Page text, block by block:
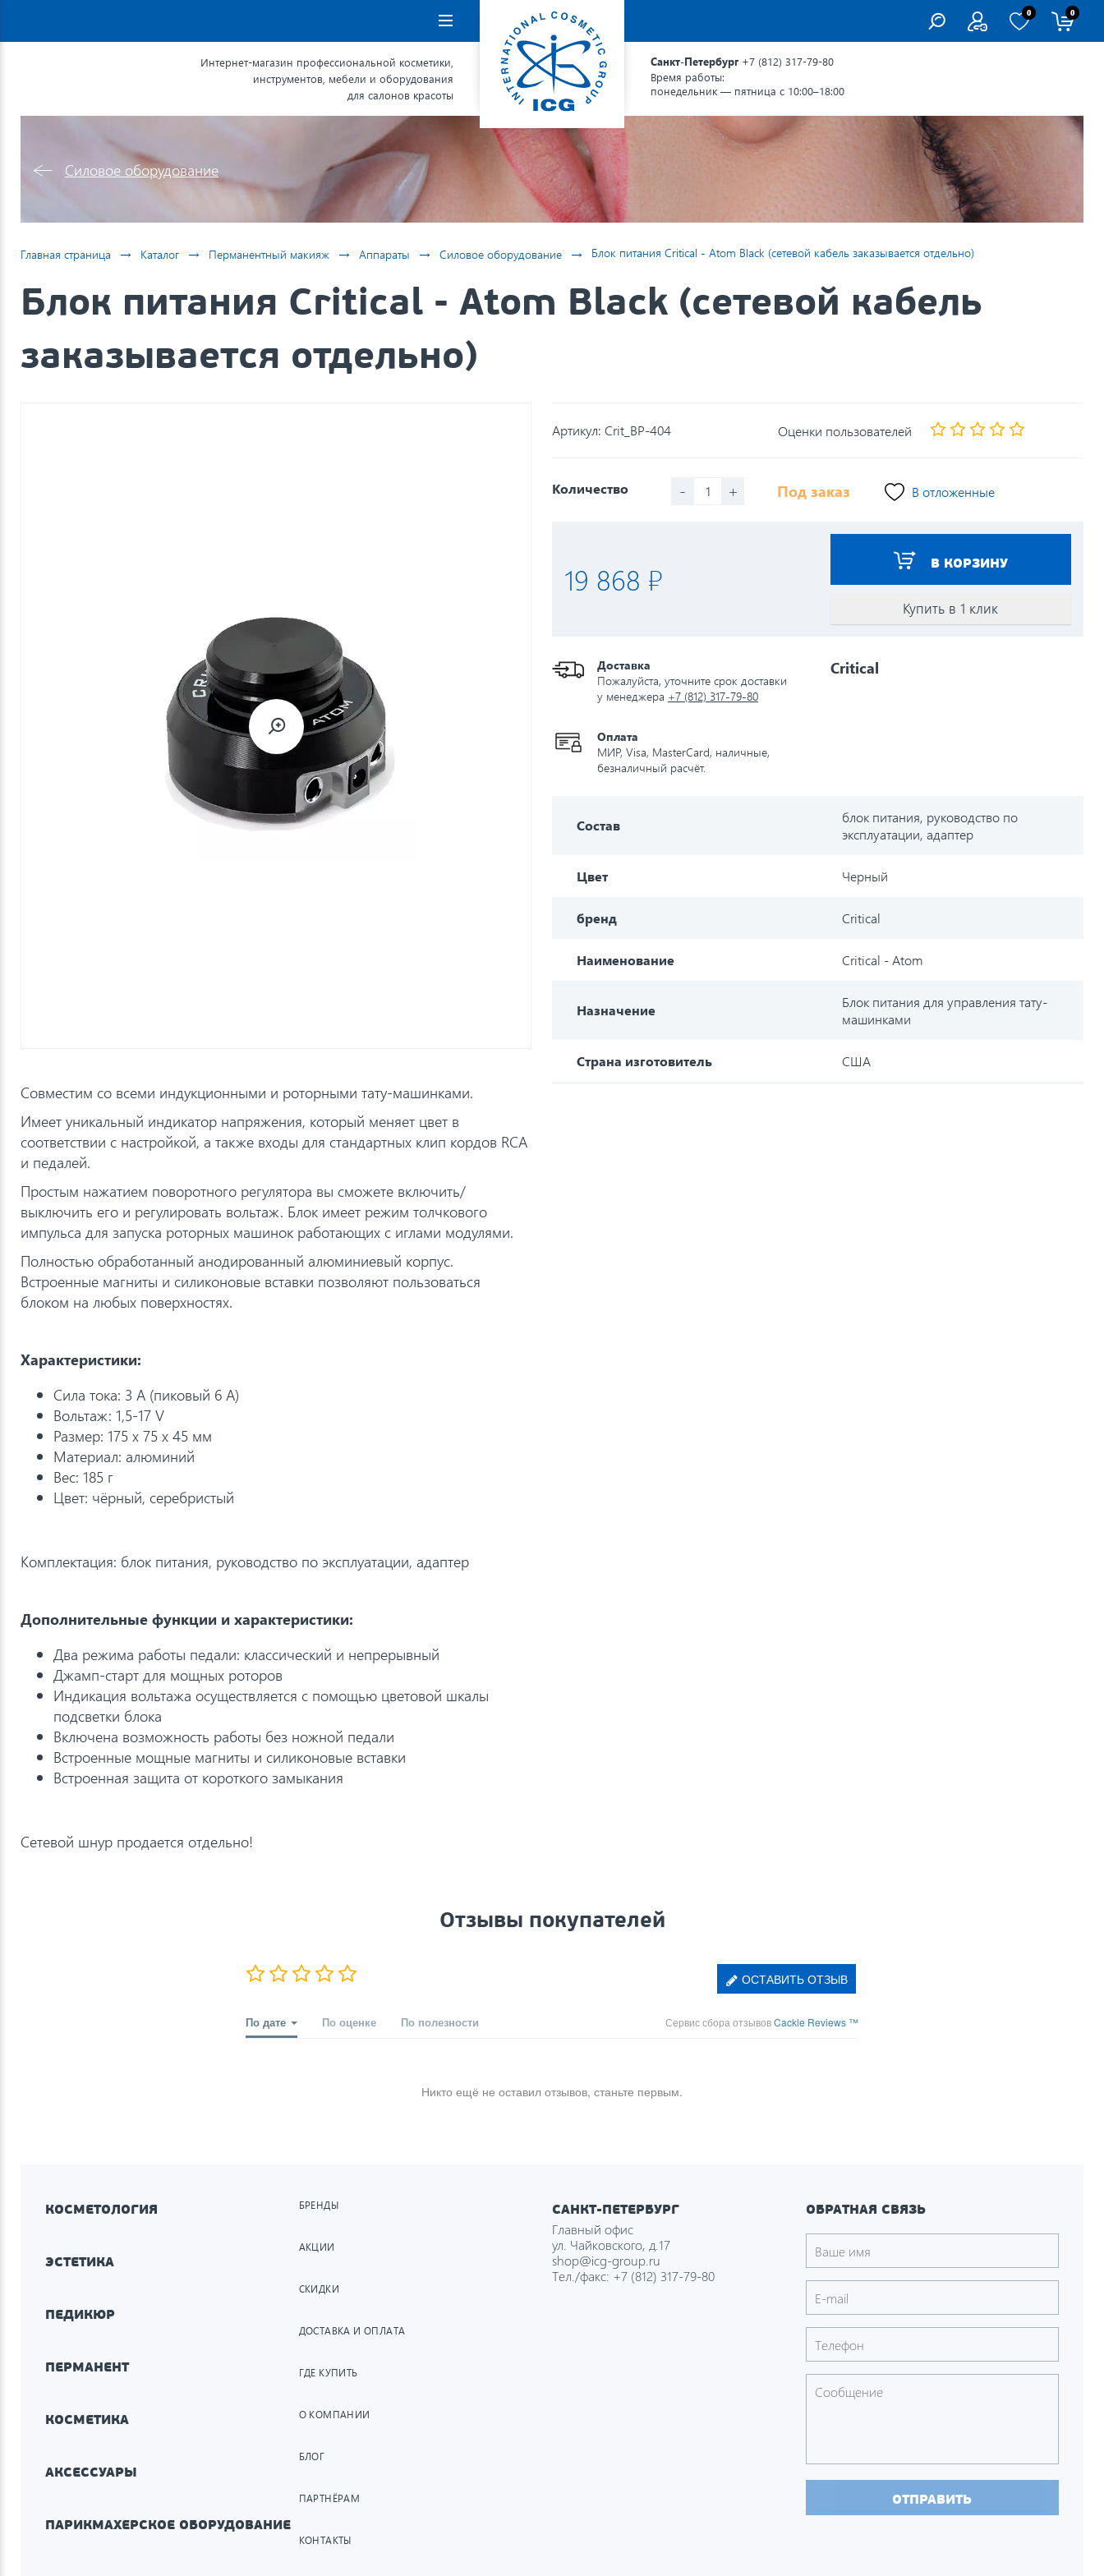
Навигация
0 0
Интернет-магазин профессиональной косметики,
инструментов, мебели и оборудования
для салонов красоты
Санкт-Петербург +7 (812) 317-79-80
Время работы:
понедельник — пятница с 10:00–18:00
Силовое оборудование
Главная страница → Каталог → Перманентный макияж → Аппараты → Силовое оборудование → Блок питания Critical - Atоm Black (сетевой кабель заказывается отдельно)
Блок питания Critical - Atоm Black (сетевой кабель
заказывается отдельно)
Совместим со всеми индукционными и роторными тату-машинками.
Имеет уникальный индикатор напряжения, который меняет цвет в
соответствии с настройкой, а также входы для стандартных клип кордов RCA
и педалей.
Простым нажатием поворотного регулятора вы сможете включить/
выключить его и регулировать вольтаж. Блок имеет режим толчкового
импульса для запуска роторных машинок работающих с иглами модулями.
Полностью обработанный анодированный алюминиевый корпус.
Встроенные магниты и силиконовые вставки позволяют пользоваться
блоком на любых поверхностях.
Характеристики:
Сила тока: 3 А (пиковый 6 А)
Вольтаж: 1,5-17 V
Размер: 175 x 75 x 45 мм
Материал: алюминий
Вес: 185 г
Цвет: чёрный, серебристый
Комплектация: блок питания, руководство по эксплуатации, адаптер
Дополнительные функции и характеристики:
Два режима работы педали: классический и непрерывный
Джамп-старт для мощных роторов
Индикация вольтажа осуществляется с помощью цветовой шкалы
подсветки блока
Включена возможность работы без ножной педали
Встроенные мощные магниты и силиконовые вставки
Встроенная защита от короткого замыкания
Сетевой шнур продается отдельно!
Артикул: Crit_BP-404 Оценки пользователей
Количество - + Под заказ В отложенные
19 868 ₽ В КОРЗИНУ
Купить в 1 клик
Доставка
Пожалуйста, уточните срок доставки
у менеджера +7 (812) 317-79-80
Оплата
МИР, Visa, MasterCard, наличные,
безналичный расчёт.
Critical
Состав
блок питания, руководство по
эксплуатации, адаптер
Цвет Черный
бренд Critical
Наименование Critical - Atom
Назначение
Блок питания для управления тату-
машинками
Страна изготовитель США
Отзывы покупателей
ОСТАВИТЬ ОТЗЫВ
По дате По оценке По полезности Сервис сбора отзывовCackle Reviews ™
Никто ещё не оставил отзывов, станьте первым.
КОСМЕТОЛОГИЯ
ЭСТЕТИКА
ПЕДИКЮР
ПЕРМАНЕНТ
КОСМЕТИКА
АКСЕССУАРЫ
ПАРИКМАХЕРСКОЕ ОБОРУДОВАНИЕ
БРЕНДЫ
АКЦИИ
СКИДКИ
ДОСТАВКА И ОПЛАТА
ГДЕ КУПИТЬ
О КОМПАНИИ
БЛОГ
ПАРТНЁРАМ
КОНТАКТЫ
САНКТ-ПЕТЕРБУРГ
Главный офис
ул. Чайковского, д.17
shop@icg-group.ru
Тел./факс: +7 (812) 317-79-80
ОБРАТНАЯ СВЯЗЬ
ОТПРАВИТЬ